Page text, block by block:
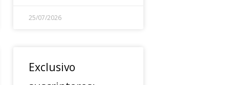
25/07/2026
Exclusivo